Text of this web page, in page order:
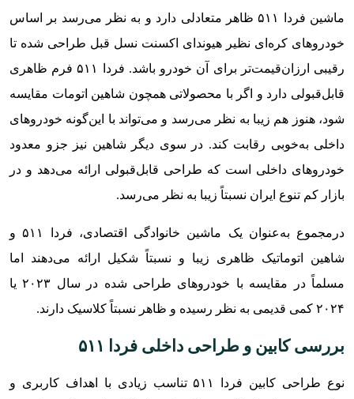
ماشین فردا ۵۱۱ ظاهر متعادلی دارد و به نظر می‌رسد بر اساس
خودروهای کره‌ای نظیر هیوندای اکسنت نسل قبل طراحی شده تا
رقیبی ارزان‌قیمت‌تر برای آن خودرو باشد. فردا ۵۱۱ فرم ظاهری
قابل‌قبولی دارد و اگر با محصولاتی همچون شاهین اتومات مقایسه
شود، هنوز هم زیبا به نظر می‌رسد و می‌تواند با این‌گونه خودروهای
داخلی به‌خوبی رقابت کند. در سوی دیگر شاهین نیز جزو معدود
خودروهای داخلی است که طراحی قابل‌قبولی ارائه می‌دهد و در
بازار کم تنوع ایران نسبتاً زیبا به نظر می‌رسد.
درمجموع به‌عنوان یک ماشین خانوادگی اقتصادی، فردا ۵۱۱ و
شاهین اتوماتیک ظاهری زیبا و نسبتاً شکیل ارائه می‌دهند اما
مسلماً در مقایسه با خودروهای طراحی شده در سال ۲۰۲۳ یا
۲۰۲۴ کمی قدیمی به نظر رسیده و ظاهر نسبتاً کلاسیک دارند.
بررسی کابین و طراحی داخلی فردا ۵۱۱
نوع طراحی کابین فردا ۵۱۱ تناسب زیادی با اهداف کاربری و